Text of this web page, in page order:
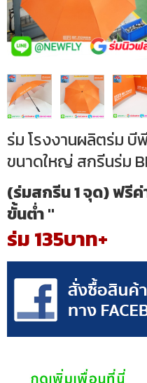
ร่ม โรงงานผลิตร่ม
ขนาดใหญ่ สกรีนร่ม
(ร่มสกรีน 1 จุด) ฟรี
ขั้นต่ำ "
ร่ม 135บาท+